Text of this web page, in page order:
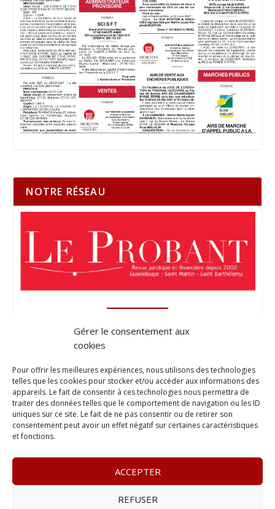
Gérer le consentement aux
cookies
Pour offrir les meilleures expériences, nous utilisons des technologies
telles que les cookies pour stocker et/ou accéder aux informations des
appareils. Le fait de consentir à ces technologies nous permettra de
traiter des données telles que le comportement de navigation ou les ID
uniques sur ce site. Le fait de ne pas consentir ou de retirer son
consentement peut avoir un effet négatif sur certaines caractéristiques
et fonctions.
ACCEPTER
REFUSER
NOTRE RÉSEAU
– www.lapostille.fr –